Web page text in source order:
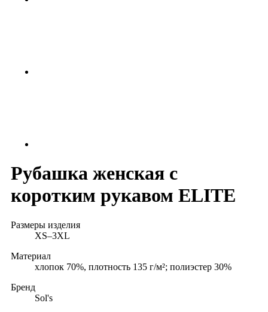
Рубашка женская с
коротким рукавом ELITE
Размеры изделия
XS–3XL
Материал
хлопок 70%, плотность 135 г/м²; полиэстер 30%
Бренд
Sol's